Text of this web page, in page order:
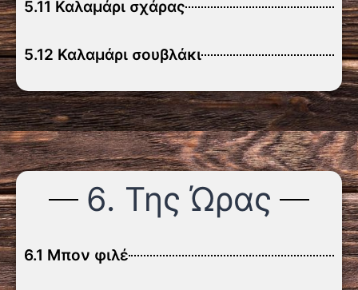
5.11 Καλαμάρι σχάρας
5.12 Καλαμάρι σουβλάκι
6. Της Ώρας
6.1 Μπον φιλέ